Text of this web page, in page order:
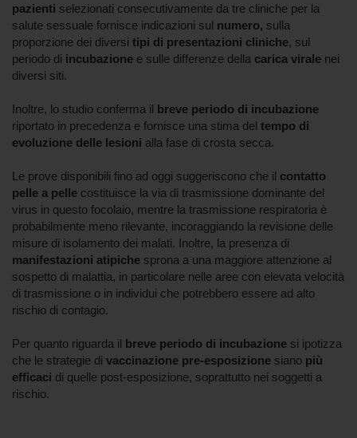
pazienti selezionati consecutivamente da tre cliniche per la
salute sessuale fornisce indicazioni sul numero, sulla
proporzione dei diversi tipi di presentazioni cliniche, sul
periodo di incubazione e sulle differenze della carica virale nei
diversi siti.
Inoltre, lo studio conferma il breve periodo di incubazione
riportato in precedenza e fornisce una stima del tempo di
evoluzione delle lesioni alla fase di crosta secca.
Le prove disponibili fino ad oggi suggeriscono che il contatto
pelle a pelle costituisce la via di trasmissione dominante del
virus in questo focolaio, mentre la trasmissione respiratoria è
probabilmente meno rilevante, incoraggiando la revisione delle
misure di isolamento dei malati. Inoltre, la presenza di
manifestazioni atipiche sprona a una maggiore attenzione al
sospetto di malattia, in particolare nelle aree con elevata velocità
di trasmissione o in individui che potrebbero essere ad alto
rischio di contagio.
Per quanto riguarda il breve periodo di incubazione si ipotizza
che le strategie di vaccinazione pre-esposizione siano più
efficaci di quelle post-esposizione, soprattutto nei soggetti a
rischio.